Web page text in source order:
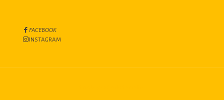
FACEBOOK
INSTAGRAM